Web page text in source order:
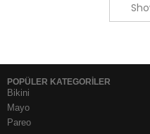
POPÜLER KATEGORİLER
Bikini
Mayo
Pareo